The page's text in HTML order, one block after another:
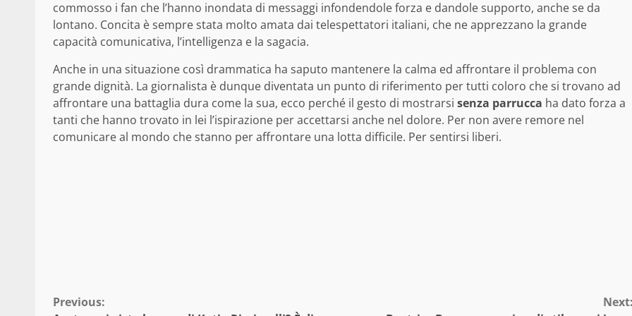
commosso i fan che l’hanno inondata di messaggi infondendole forza e dandole supporto, anche se da
lontano. Concita è sempre stata molto amata dai telespettatori italiani, che ne apprezzano la grande
capacità comunicativa, l’intelligenza e la sagacia.
Anche in una situazione così drammatica ha saputo mantenere la calma ed affrontare il problema con
grande dignità. La giornalista è dunque diventata un punto di riferimento per tutti coloro che si trovano ad
affrontare una battaglia dura come la sua, ecco perché il gesto di mostrarsi senza parrucca ha dato forza a
tanti che hanno trovato in lei l’ispirazione per accettarsi anche nel dolore. Per non avere remore nel
comunicare al mondo che stanno per affrontare una lotta difficile. Per sentirsi liberi.
Previous: